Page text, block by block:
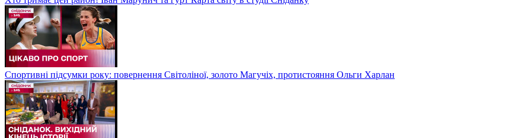
Спортивні підсумки року: повернення Світоліної, золото Магучіх, протистояння Ольги Харлан